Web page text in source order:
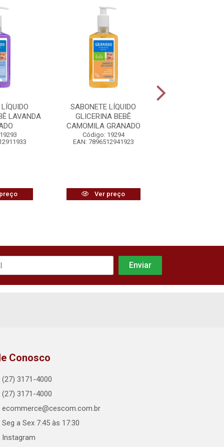
LAVANDA
SABONETE LÍQUIDO
GLICERINA BEBÊ
CAMOMILA GRANADO
Código: 19294
EAN: 7896512941923
Ver preço
Conosco
(27) 3171-4000
(27) 3171-4000
ecommerce@cescom.com.br
Seg a Sex 7:45 às 17:30
Instagram